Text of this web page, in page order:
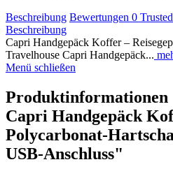
Beschreibung Bewertungen 0
Beschreibung
Capri Handgepäck Koffer –
Travelhouse Capri Handgepäck...
Menü schließen
Produktinformationen
Capri Handgepäck
Polycarbonat-
USB-Anschluss"